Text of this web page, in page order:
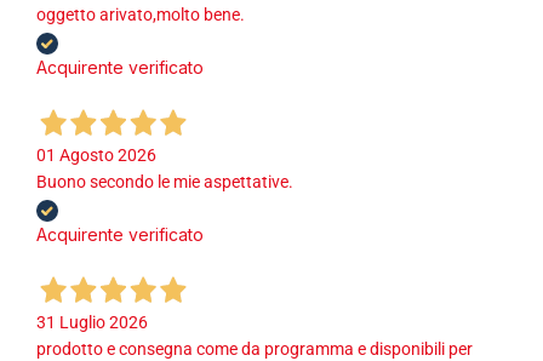
oggetto arivato,molto bene.
Acquirente verificato
01 Agosto 2026
Buono secondo le mie aspettative.
Acquirente verificato
31 Luglio 2026
prodotto e consegna come da programma e disponibili per